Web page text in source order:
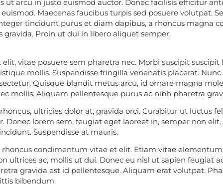
ut arcu in justo euismod auctor. Donec facilisis efficitur
Maecenas faucibus turpis sed posuere volutpat.
tincidunt purus et diam dapibus, a rhoncus magna
gravida. Proin ut dui in libero aliquet semper.
vitae posuere sem pharetra nec. Morbi suscipit suscipit
mollis. Suspendisse fringilla venenatis placerat.
Quisque blandit metus arcu, id ornare magna
mollis. Aliquam pellentesque purus ac nibh pharetra
ultricies dolor at, gravida orci. Curabitur ut luctus
Donec lorem sem, feugiat eget laoreet in, semper non
Suspendisse at mauris.
rhoncus condimentum vitae et elit. Etiam vitae
ultrices ac, mollis ut dui. Donec eu nisl ut sapien feugiat
gravida est id pellentesque. Aliquam erat volutpat.
bibendum.